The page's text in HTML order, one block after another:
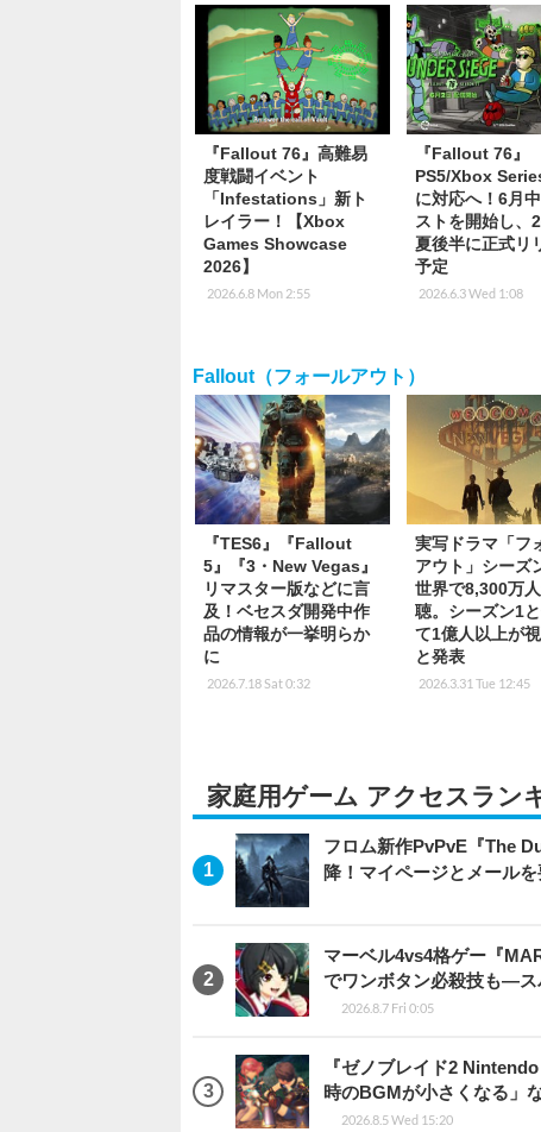
『Fallout 76』高難易
度戦闘イベント
「Infestations」新ト
レイラー！【Xbox
Games Showcase
2026】
2026.6.8 Mon 2:55
『Fallout 76』
PS5/Xbox
に対応へ！6月
ストを開始し、
夏後半に正式リ
予定
2026.6.3 Wed 1:08
Fallout（フォールアウト）
『TES6』『Fallout
5』『3・New Vegas』
リマスター版などに言
及！ベセスダ開発中作
品の情報が一挙明らか
に
2026.7.18 Sat 0:32
実写ドラマ「フ
アウト」シーズ
世界で8,300万
聴。シーズン1
て1億人以上が
と発表
2026.3.31 Tue 12:45
家庭用ゲーム アクセスラン
フロム新作PvPvE『The
降！マイページとメール
マーベル4vs4格ゲー『
でワンボタン必殺技も―ス
2026.8.7 Fri 0:05
『ゼノブレイド2
時のBGMが小さくなる」
2026.8.5 Wed 15:20